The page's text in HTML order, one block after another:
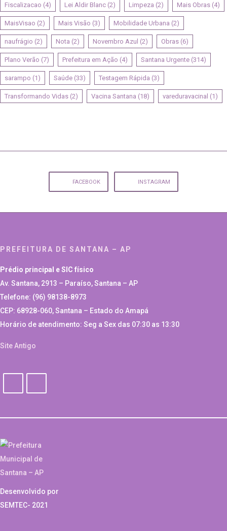
Fiscalizacao (4) Lei Aldir Blanc (2) Limpeza (2) Mais Obras (4)
MaisVisao (2) Mais Visão (3) Mobilidade Urbana (2)
naufrágio (2) Nota (2) Novembro Azul (2) Obras (6)
Plano Verão (7) Prefeitura em Ação (4) Santana Urgente (314)
sarampo (1) Saúde (33) Testagem Rápida (3)
Transformando Vidas (2) Vacina Santana (18) vareduravacinal (1)
FACEBOOK INSTAGRAM
PREFEITURA DE SANTANA – AP
Prédio principal e SIC físico
Av. Santana, 2913 – Paraíso, Santana – AP
Telefone: (96) 98138-8973
CEP: 68928-060, Santana – Estado do Amapá
Horário de atendimento: Seg a Sex das 07:30 as 13:30
Site Antigo
Desenvolvido por
SEMTEC- 2021